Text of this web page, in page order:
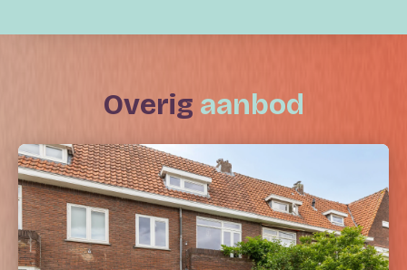
overig aanbod